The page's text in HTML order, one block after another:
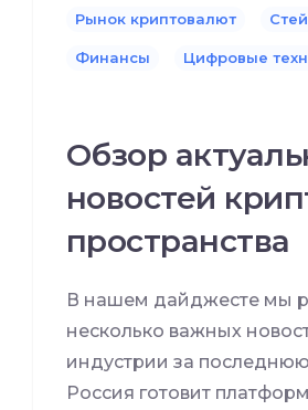
Рынок криптовалют
Финансы Цифровые
Обзор
новостей
пространства
В нашем дайджесте мы
несколько важных
индустрии за
Россия готовит